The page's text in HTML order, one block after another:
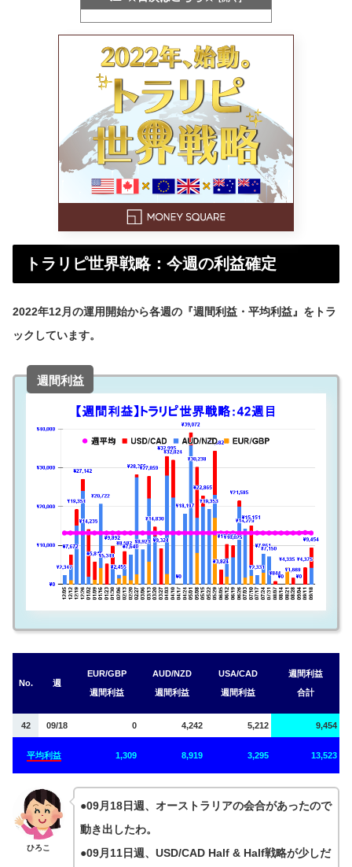
トラリピ世界戦略：今週の利益確定
2022年12月の運用開始から各週の『週間利益・平均利益』をトラ
ックしています。
週間利益
No. 週
EUR/GBP
週間利益
AUD/NZD
週間利益
USA/CAD
週間利益
週間利益
合計
42 09/18 0 4,242 5,212 9,454
平均利益 1,309 8,919 3,295 13,523
ひろこ
●09月18日週、オーストラリアの会合があったので
動き出したわ。
●09月11日週、USD/CAD Half & Half戦略が少しだ